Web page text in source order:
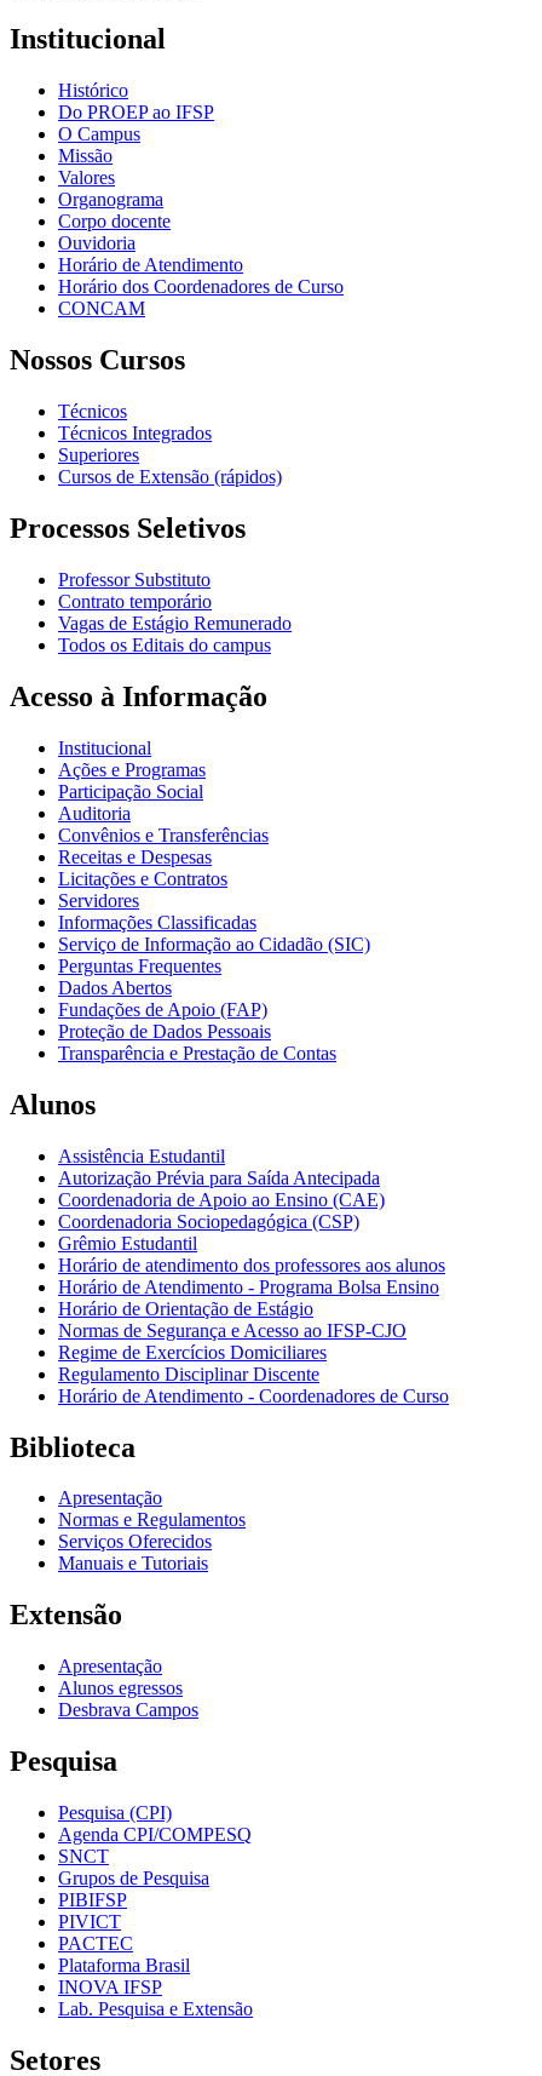
Institucional
Histórico
Do PROEP ao IFSP
O Campus
Missão
Valores
Organograma
Corpo docente
Ouvidoria
Horário de Atendimento
Horário dos Coordenadores de Curso
CONCAM
Nossos Cursos
Técnicos
Técnicos Integrados
Superiores
Cursos de Extensão (rápidos)
Processos Seletivos
Professor Substituto
Contrato temporário
Vagas de Estágio Remunerado
Todos os Editais do campus
Acesso à Informação
Institucional
Ações e Programas
Participação Social
Auditoria
Convênios e Transferências
Receitas e Despesas
Licitações e Contratos
Servidores
Informações Classificadas
Serviço de Informação ao Cidadão (SIC)
Perguntas Frequentes
Dados Abertos
Fundações de Apoio (FAP)
Proteção de Dados Pessoais
Transparência e Prestação de Contas
Alunos
Assistência Estudantil
Autorização Prévia para Saída Antecipada
Coordenadoria de Apoio ao Ensino (CAE)
Coordenadoria Sociopedagógica (CSP)
Grêmio Estudantil
Horário de atendimento dos professores aos alunos
Horário de Atendimento - Programa Bolsa Ensino
Horário de Orientação de Estágio
Normas de Segurança e Acesso ao IFSP-CJO
Regime de Exercícios Domiciliares
Regulamento Disciplinar Discente
Horário de Atendimento - Coordenadores de Curso
Biblioteca
Apresentação
Normas e Regulamentos
Serviços Oferecidos
Manuais e Tutoriais
Extensão
Apresentação
Alunos egressos
Desbrava Campos
Pesquisa
Pesquisa (CPI)
Agenda CPI/COMPESQ
SNCT
Grupos de Pesquisa
PIBIFSP
PIVICT
PACTEC
Plataforma Brasil
INOVA IFSP
Lab. Pesquisa e Extensão
Setores